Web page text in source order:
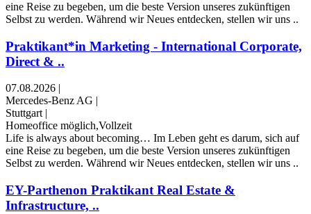
eine Reise zu begeben, um die beste Version unseres zukünftigen
Selbst zu werden. Während wir Neues entdecken, stellen wir uns ..
Praktikant*in Marketing - International Corporate,
Direct & ..
07.08.2026 |
Mercedes-Benz AG |
Stuttgart |
Homeoffice möglich,Vollzeit
Life is always about becoming… Im Leben geht es darum, sich auf
eine Reise zu begeben, um die beste Version unseres zukünftigen
Selbst zu werden. Während wir Neues entdecken, stellen wir uns ..
EY-Parthenon Praktikant Real Estate &
Infrastructure, ..